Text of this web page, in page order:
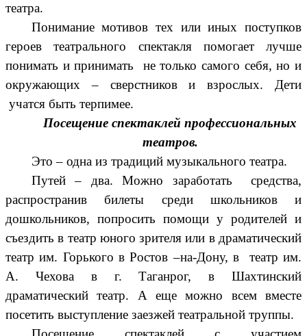
театра.
Понимание мотивов тех или иных поступков
героев театрального спектакля помогает лучше
понимать и принимать не только самого себя, но и
окружающих – сверстников и взрослых. Дети
учатся быть терпимее.
Посещение спектаклей профессиональных
театров.
Это – одна из традиций музыкального театра.
Путей – два. Можно заработать средства,
распространив билеты среди школьников и
дошкольников, попросить помощи у родителей и
съездить в театр юного зрителя или в драматический
театр им. Горького в Ростов –на-Дону, в театр им.
А. Чехова в г. Таганрог, в Шахтинский
драматический театр. А еще можно всем вместе
посетить выступление заезжей театральной труппы.